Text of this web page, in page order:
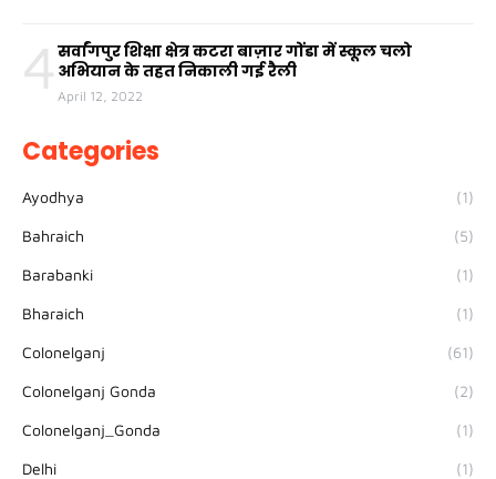
4 सर्वांगपुर शिक्षा क्षेत्र कटरा बाज़ार गोंडा में स्कूल चलो
अभियान के तहत निकाली गई रैली
April 12, 2022
Categories
Ayodhya (1)
Bahraich (5)
Barabanki (1)
Bharaich (1)
Colonelganj (61)
Colonelganj Gonda (2)
Colonelganj_Gonda (1)
Delhi (1)